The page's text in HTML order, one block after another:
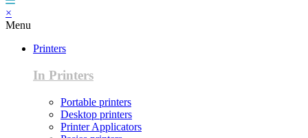
×
Menu
Printers
In Printers
Portable printers
Desktop printers
Printer Applicators